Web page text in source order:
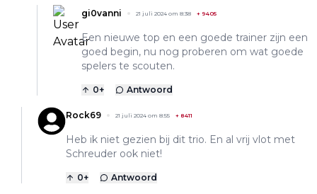
gi0vanni 21 juli 2024 om 8:38 + 9405
Een nieuwe top en een goede trainer zijn een
goed begin, nu nog proberen om wat goede
spelers te scouten.
0+ Antwoord
Rock69 21 juli 2024 om 8:55 + 8411
Heb ik niet gezien bij dit trio. En al vrij vlot met
Schreuder ook niet!
0+ Antwoord